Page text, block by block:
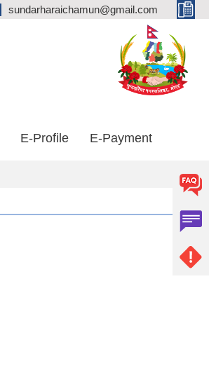
sundarharaichamun@gmail.com
E-Profile E-Payment